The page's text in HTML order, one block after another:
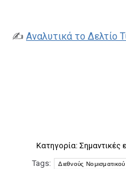
✍️ Αναλυτικά το Δελτίο
Κατηγορία: Σημαντικές
Tags:
Διεθνούς